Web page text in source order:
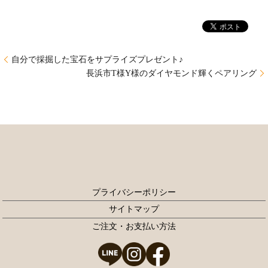
自分で採掘した宝石をサプライズプレゼント♪
長浜市T様Y様のダイヤモンド輝くペアリング
プライバシーポリシー
サイトマップ
ご注文・お支払い方法